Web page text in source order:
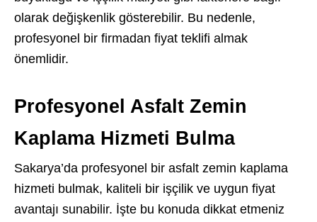
olarak değişkenlik gösterebilir. Bu nedenle,
profesyonel bir firmadan fiyat teklifi almak
önemlidir.
Profesyonel Asfalt Zemin
Kaplama Hizmeti Bulma
Sakarya’da profesyonel bir asfalt zemin kaplama
hizmeti bulmak, kaliteli bir işçilik ve uygun fiyat
avantajı sunabilir. İşte bu konuda dikkat etmeniz